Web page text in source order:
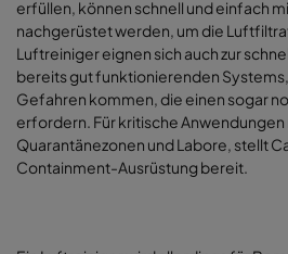
erfüllen, können schnell und einfach
nachgerüstet werden, um die
Luftreiniger eignen sich auch zur
bereits gut funktionierenden
Gefahren kommen, die einen sogar
erfordern. Für kritische
Quarantänezonen und Labore, stellt
Containment-Ausrüstung bereit.